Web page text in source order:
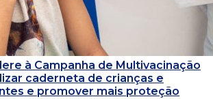
à Campanha de Multivacinação
caderneta de crianças e
e promover mais proteção